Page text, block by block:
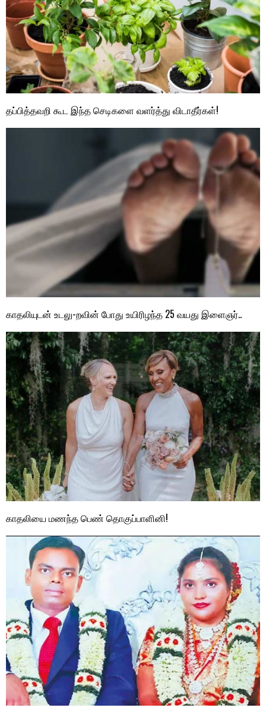
தப்பித்தவறி கூட இந்த செடிகளை வளர்த்து விடாதீர்கள்!
காதலியுடன் உடலு-றவின் போது உயிரிழந்த 25 வயது இளைஞர்..
காதலியை மணந்த பெண் தொகுப்பாளினி!